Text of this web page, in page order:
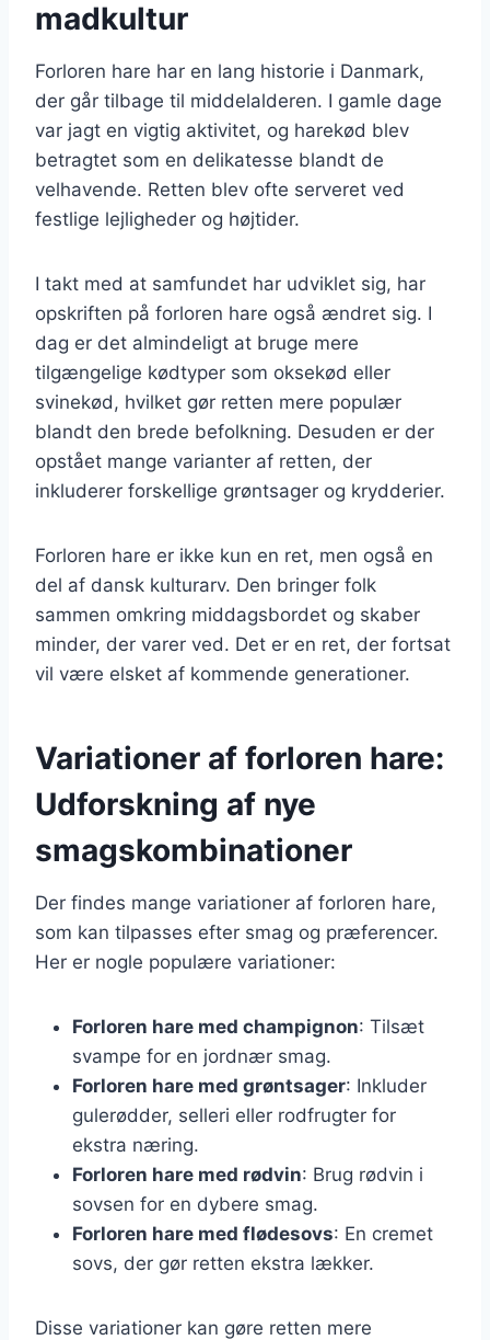
madkultur
Forloren hare har en lang historie i Danmark,
der går tilbage til middelalderen. I gamle dage
var jagt en vigtig aktivitet, og harekød blev
betragtet som en delikatesse blandt de
velhavende. Retten blev ofte serveret ved
festlige lejligheder og højtider.
I takt med at samfundet har udviklet sig, har
opskriften på forloren hare også ændret sig. I
dag er det almindeligt at bruge mere
tilgængelige kødtyper som oksekød eller
svinekød, hvilket gør retten mere populær
blandt den brede befolkning. Desuden er der
opstået mange varianter af retten, der
inkluderer forskellige grøntsager og krydderier.
Forloren hare er ikke kun en ret, men også en
del af dansk kulturarv. Den bringer folk
sammen omkring middagsbordet og skaber
minder, der varer ved. Det er en ret, der fortsat
vil være elsket af kommende generationer.
Variationer af forloren hare:
Udforskning af nye
smagskombinationer
Der findes mange variationer af forloren hare,
som kan tilpasses efter smag og præferencer.
Her er nogle populære variationer:
Forloren hare med champignon: Tilsæt
svampe for en jordnær smag.
Forloren hare med grøntsager: Inkluder
gulerødder, selleri eller rodfrugter for
ekstra næring.
Forloren hare med rødvin: Brug rødvin i
sovsen for en dybere smag.
Forloren hare med flødesovs: En cremet
sovs, der gør retten ekstra lækker.
Disse variationer kan gøre retten mere